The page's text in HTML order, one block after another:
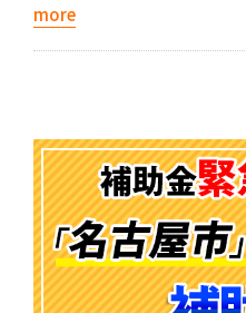
more